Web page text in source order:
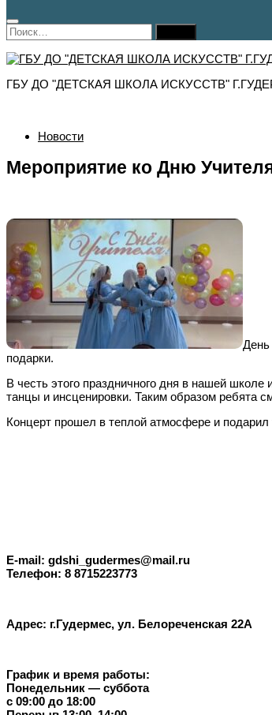
Найти:
ГБУ ДО "ДЕТСКАЯ ШКОЛА ИСКУССТВ"
Новости
Мероприятие ко Дню
День
подарки.
В честь этого праздничного дня в нашей
танцы и инсценировки. Таким образом ребята
Концерт прошел в теплой атмосфере и подарил
E-mail: gdshi_gudermes@mail.ru
Телефон: 8 8715223773
Адрес: г.Гудермес, ул. Белореченская 22А
График и время работы:
Понедельник — суббота
с 09:00 до 18:00